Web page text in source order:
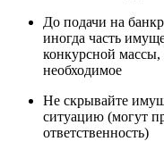
До подачи на
иногда часть
конкурсной
необходимое
Не скрывайте
ситуацию (могут
ответственность)